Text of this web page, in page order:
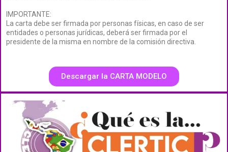
IMPORTANTE:
La carta debe ser firmada por personas físicas, en caso de ser
entidades o personas jurídicas, deberá ser firmada por el
presidente de la misma en nombre de la comisión directiva.
Descargar la CARTA MODELO